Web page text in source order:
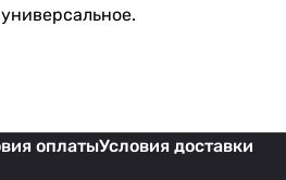
оплатыУсловия доставки